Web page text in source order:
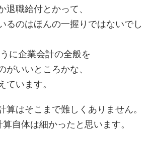
退職給付とかって、
るのはほんの一握りではないでし
に企業会計の全般を
がいいところかな、
ています。
算はそこまで難しくありません。
自体は細かったと思います。